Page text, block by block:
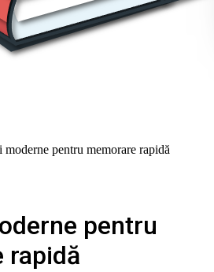
moderne pentru memorare rapidă
pentru
rapidă